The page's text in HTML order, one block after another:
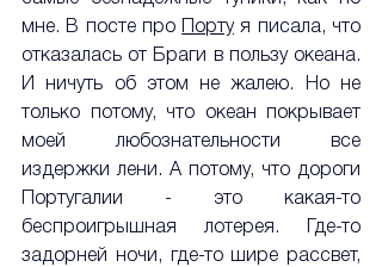
мне. В посте про
Порту я писала, что
отказалась от Браги в пользу океана.
И ничуть об этом не жалею. Но не
только потому, что океан покрывает
моей любознательности все
издержки лени. А потому, что дороги
Португалии - это какая-то
беспроигрышная лотерея. Где-то
задорней ночи, где-то шире рассвет,